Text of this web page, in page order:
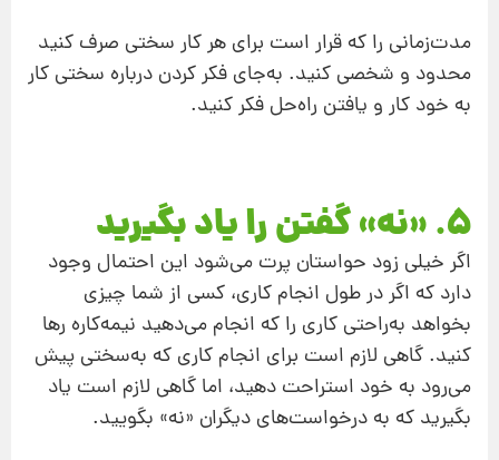
مدت‌‌زمانی را که قرار است برای هر کار سختی صرف کنید
محدود و شخصی کنید. به‌جای فکر کردن درباره‌ سختی کار
به خود کار و یافتن راه‌حل فکر کنید.
5. «نه» گفتن را یاد بگیرید
اگر خیلی زود حواستان پرت می‌شود این احتمال وجود
دارد که اگر در طول انجام کاری، کسی از شما چیزی
بخواهد به‌راحتی کاری را که انجام می‌دهید نیمه‌کاره رها
کنید. گاهی لازم است برای انجام کاری که به‌سختی پیش
می‌رود به خود استراحت دهید، اما گاهی لازم است یاد
بگیرید که به درخواست‌های دیگران «نه» بگویید.